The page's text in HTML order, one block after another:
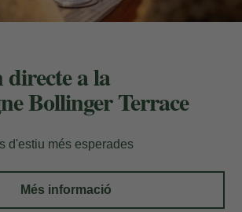
Reserves
número de localitzador i l'e-
la teva reserva i poder
a la
Bollinger Terrace
d'estiu més esperades
Més informació